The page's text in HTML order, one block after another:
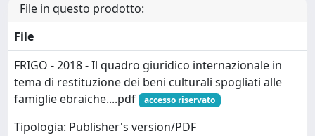
File in questo prodotto:
File
FRIGO - 2018 - Il quadro giuridico internazionale in
tema di restituzione dei beni culturali spogliati alle
famiglie ebraiche....pdf
accesso riservato
Tipologia: Publisher's version/PDF